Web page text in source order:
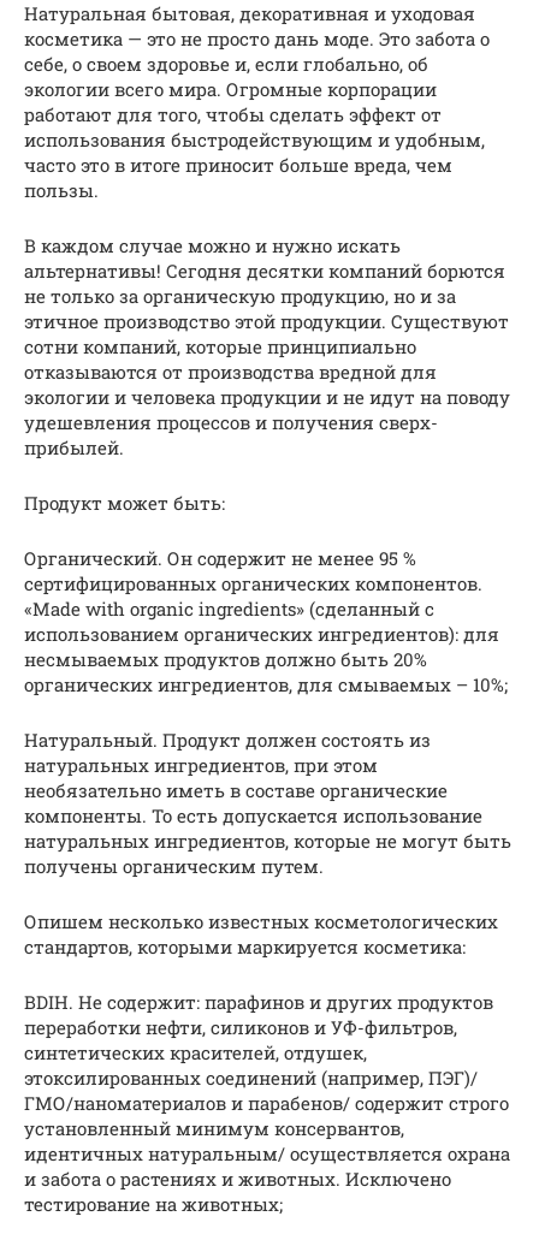
Натуральная бытовая, декоративная и уходовая
косметика — это не просто дань моде. Это забота о
себе, о своем здоровье и, если глобально, об
экологии всего мира. Огромные корпорации
работают для того, чтобы сделать эффект от
использования быстродействующим и удобным,
часто это в итоге приносит больше вреда, чем
пользы.
В каждом случае можно и нужно искать
альтернативы! Сегодня десятки компаний борются
не только за органическую продукцию, но и за
этичное производство этой продукции. Существуют
сотни компаний, которые принципиально
отказываются от производства вредной для
экологии и человека продукции и не идут на поводу
удешевления процессов и получения сверх-
прибылей.
Продукт может быть:
Органический. Он содержит не менее 95 %
сертифицированных органических компонентов.
«Made with organic ingredients» (сделанный с
использованием органических ингредиентов): для
несмываемых продуктов должно быть 20%
органических ингредиентов, для смываемых – 10%;
Натуральный. Продукт должен состоять из
натуральных ингредиентов, при этом
необязательно иметь в составе органические
компоненты. То есть допускается использование
натуральных ингредиентов, которые не могут быть
получены органическим путем.
Опишем несколько известных косметологических
стандартов, которыми маркируется косметика:
BDIH. Не содержит: парафинов и других продуктов
переработки нефти, силиконов и УФ-фильтров,
синтетических красителей, отдушек,
этоксилированных соединений (например, ПЭГ)/
ГМО/наноматериалов и парабенов/ содержит строго
установленный минимум консервантов,
идентичных натуральным/ осуществляется охрана
и забота о растениях и животных. Исключено
тестирование на животных;